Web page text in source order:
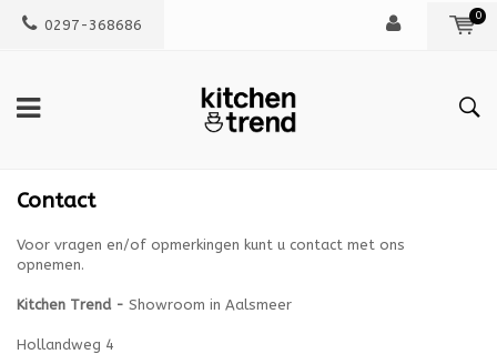
0297-368686
0
Contact
Voor vragen en/of opmerkingen kunt u contact met ons
opnemen.
Kitchen Trend - Showroom in Aalsmeer
Hollandweg 4